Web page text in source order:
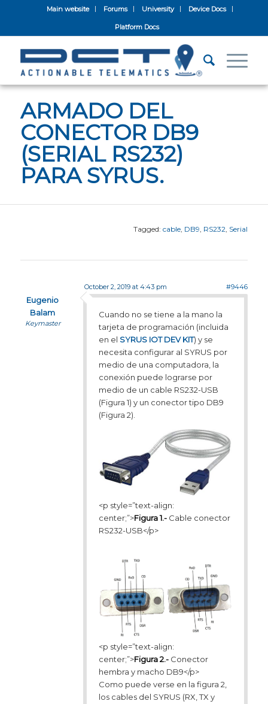
Main website Forums University Device Docs
Platform Docs
ARMADO DEL
CONECTOR DB9
(SERIAL RS232)
PARA SYRUS.
Tagged:cable, DB9, RS232, Serial
October 2, 2019 at 4:43 pm #9446
Eugenio
Balam
Keymaster
Cuando no se tiene a la mano la
tarjeta de programación (incluida
en el SYRUS IOT DEV KIT) y se
necesita configurar al SYRUS por
medio de una computadora, la
conexión puede lograrse por
medio de un cable RS232-USB
(Figura 1) y un conector tipo DB9
(Figura 2).
<p style=”text-align:
center;”>Figura 1.-Cable conector
RS232-USB</p>
<p style=”text-align:
center;”>Figura 2.-Conector
hembra y macho DB9</p>
Como puede verse en la figura 2,
los cables del SYRUS (RX, TX y